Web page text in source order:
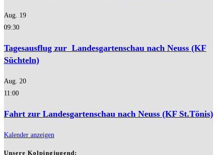
Aug. 19
09:30
Tagesausflug zur Landesgartenschau nach Neuss (KF
Süchteln)
Aug. 20
11:00
Fahrt zur Landesgartenschau nach Neuss (KF St.Tönis)
Kalender anzeigen
Unsere Kolpingjugend: